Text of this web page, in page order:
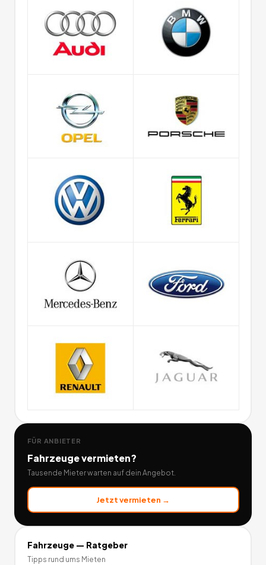
FÜR ANBIETER
Fahrzeugevermieten?
Tausende Mieter warten auf dein Angebot.
Jetzt vermieten →
Fahrzeuge— Ratgeber
Tipps rund ums Mieten